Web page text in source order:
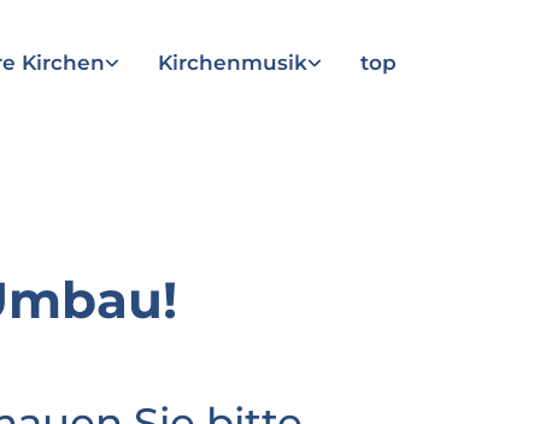
Kirchen Kirchenmusik top